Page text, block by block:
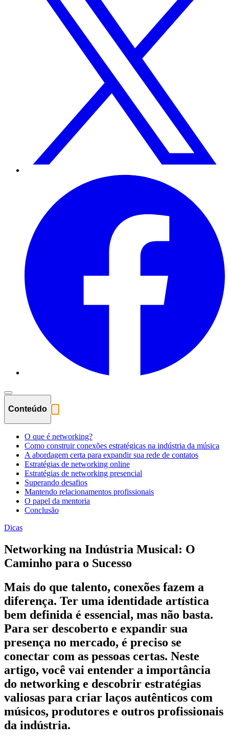
Conteúdo
O que é networking?
Como construir conexões estratégicas na indústria da música
A abordagem certa para expandir sua rede de contatos
Estratégias de networking online
Estratégias de networking presencial
Superando desafios
Mantendo relacionamentos profissionais
O papel da mentoria
Conclusão
Dicas
Networking na Indústria Musical: O
Caminho para o Sucesso
Mais do que talento, conexões fazem a
diferença. Ter uma identidade artística
bem definida é essencial, mas não basta.
Para ser descoberto e expandir sua
presença no mercado, é preciso se
conectar com as pessoas certas. Neste
artigo, você vai entender a importância
do networking e descobrir estratégias
valiosas para criar laços autênticos com
músicos, produtores e outros profissionais
da indústria.